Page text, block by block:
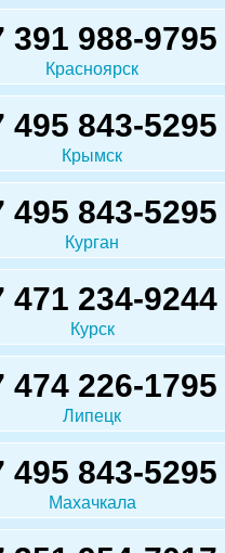
391 988-9795
Красноярск
495 843-5295
Крымск
495 843-5295
Курган
471 234-9244
Курск
474 226-1795
Липецк
495 843-5295
Махачкала